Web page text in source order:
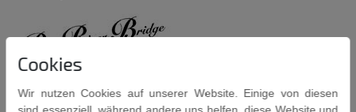
River Bridge Sojasaucen.
Cookies
Wir nutzen Cookies auf unserer Website. Einige von diesen
sind essenziell, während andere uns helfen, diese Website und